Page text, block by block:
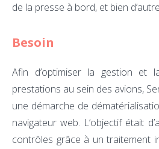
de la presse à bord, et bien
Besoin
Afin d’optimiser la gestion et
prestations au sein des avions,
une démarche de
navigateur web. L’objectif était
contrôles grâce à un traitement